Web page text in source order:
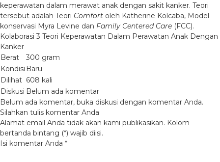
keperawatan dalam merawat anak dengan sakit kanker. Teori
tersebut adalah Teori Comfort oleh Katherine Kolcaba, Model
konservasi Myra Levine dan Family Centered Care (FCC).
Kolaborasi 3 Teori Keperawatan Dalam Perawatan Anak Dengan
Kanker
Berat
300 gram
Kondisi Baru
Dilihat 608 kali
Diskusi Belum ada komentar
Belum ada komentar, buka diskusi dengan komentar Anda.
Silahkan tulis komentar Anda
Alamat email Anda tidak akan kami publikasikan. Kolom
bertanda bintang (*) wajib diisi.
Isi komentar Anda *